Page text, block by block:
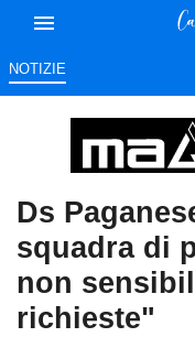
NOTIZIE
Ds
squadra di
non
richieste"